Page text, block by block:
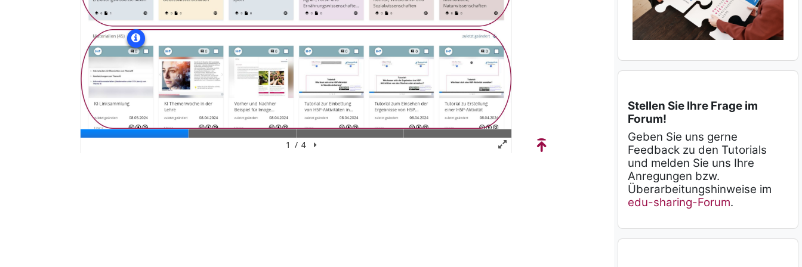
Sie haben Fragen? überspringen
Stellen Sie Ihre Frage im
Forum!
Geben Sie uns gerne
Feedback zu den Tutorials
und melden Sie uns Ihre
Anregungen bzw.
Überarbeitungshinweise im
edu-sharing-Forum.
Di­gi­ta­le Leh­re ge­stal­ten überspringen